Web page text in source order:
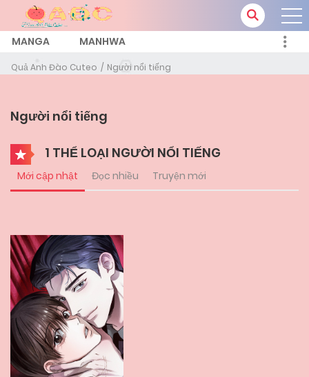
MANGA MANHWA
Quả Anh Đào Cuteo Người nổi tiếng
Người nổi tiếng
1 THỂ LOẠI NGƯỜI NỔI TIẾNG
Mới cập nhật Đọc nhiều Truyện mới